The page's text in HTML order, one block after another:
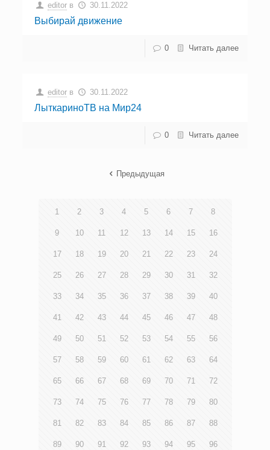
editor в 30.11.2022
Выбирай движение
0 Читать далее
editor в 30.11.2022
ЛыткариноТВ на Мир24
0 Читать далее
Предыдущая
1 2 3 4 5 6 7 8
9 10 11 12 13 14 15 16
17 18 19 20 21 22 23 24
25 26 27 28 29 30 31 32
33 34 35 36 37 38 39 40
41 42 43 44 45 46 47 48
49 50 51 52 53 54 55 56
57 58 59 60 61 62 63 64
65 66 67 68 69 70 71 72
73 74 75 76 77 78 79 80
81 82 83 84 85 86 87 88
89 90 91 92 93 94 95 96